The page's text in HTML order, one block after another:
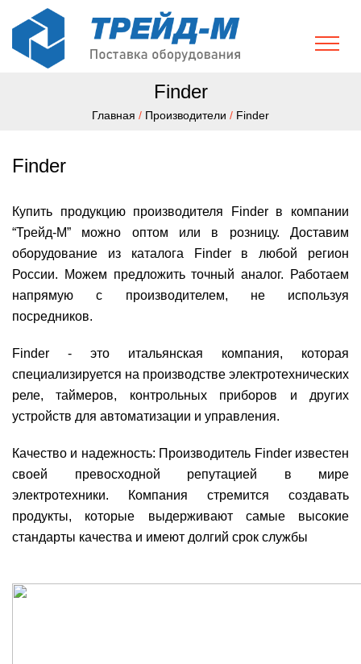
Finder
Главная / Производители / Finder
Finder
Купить продукцию производителя Finder в компании
“Трейд-М” можно оптом или в розницу. Доставим
оборудование из каталога Finder в любой регион
России. Можем предложить точный аналог. Работаем
напрямую с производителем, не используя
посредников.
Finder - это итальянская компания, которая
специализируется на производстве электротехнических
реле, таймеров, контрольных приборов и других
устройств для автоматизации и управления.
Качество и надежность: Производитель Finder известен
своей превосходной репутацией в мире
электротехники. Компания стремится создавать
продукты, которые выдерживают самые высокие
стандарты качества и имеют долгий срок службы